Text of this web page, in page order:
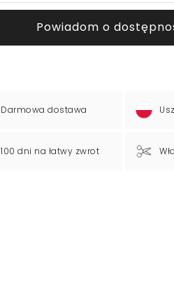
Powiadom o
Darmowa dostawa
100 dni na łatwy zwrot